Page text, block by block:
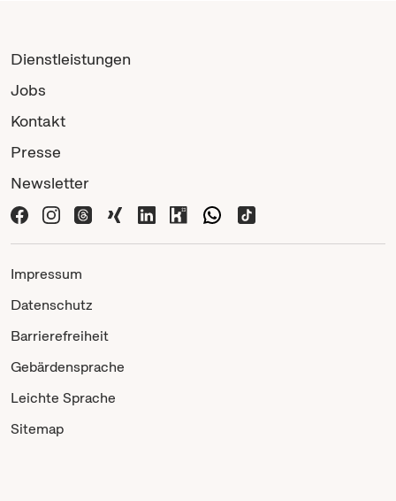
Dienstleistungen
Jobs
Kontakt
Presse
Newsletter
Impressum
Datenschutz
Barrierefreiheit
Gebärdensprache
Leichte Sprache
Sitemap